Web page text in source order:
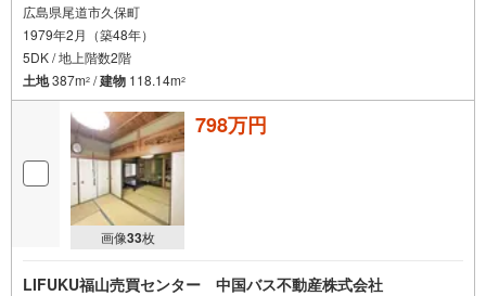
広島県尾道市久保町
1979年2月（築48年）
5DK / 地上階数2階
土地387m2 /建物 118.14m2
画像33枚
798万円
LIFUKU福山売買センター 中国バス不動産株式会社